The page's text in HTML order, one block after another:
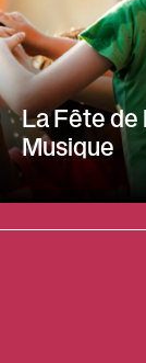
La Fête de
Musique